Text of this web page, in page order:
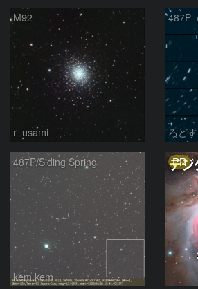
M92
r_usami
487P
ろど
487P/Siding Spring
kem.kem
PR